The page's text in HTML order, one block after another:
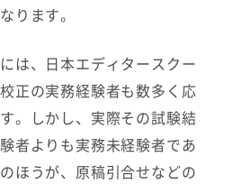
ります。
は、日本エディタースクー
正の実務経験者も数多く応
。しかし、実際その試験結
者よりも実務未経験者であ
ほうが、原稿引合せなどの